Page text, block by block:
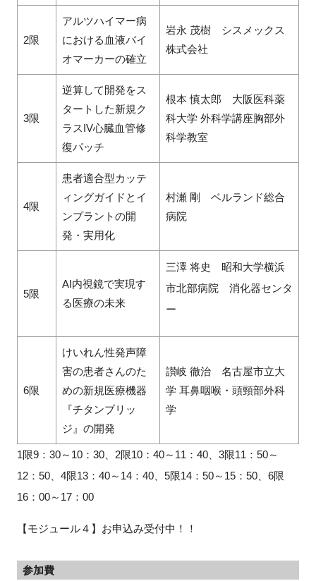
2限
アルツハイマー病
における血液バイ
オマーカーの確立
岩永 茂樹 シスメックス
株式会社
3限
逆算して開発をス
タートした新規ク
ラスIV心臓血管修
復パッチ
根本 慎太郎 大阪医科薬
科大学 外科学講座胸部外
科学教室
4限
患者適合型カッテ
ィングガイドとイ
ンプラントの開
発・実用化
村瀬 剛 ベルランド総合
病院
5限
AI内視鏡で実現す
る医療の未来
三澤 将史 昭和大学横浜
市北部病院 消化器センタ
ー
6限
けいれん性発声障
害の患者さんのた
めの新規医療機器
『チタンブリッ
ジ』の開発
讃岐 徹治 名古屋市立大
学 耳鼻咽喉・頭頸部外科
学
1限9：30～10：30、2限10：40～11：40、3限11：50～
12：50、4限13：40～14：40、5限14：50～15：50、6限
16：00～17：00
【モジュール４】お申込み受付中！！
参加費